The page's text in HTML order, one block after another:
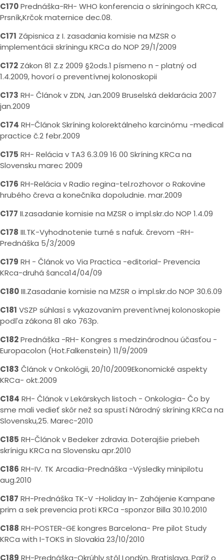
C170Prednáška-RH- WHO konferencia o skríningoch KRCa,
Prsník,Krčok maternice dec.08.
C171 Zápisnica z I. zasadania komisie na MZSR o
implementácii skríningu KRCa do NOP 29/1/2009
C172 Zákon 81 Z.z 2009 §2ods.1 písmeno n - platný od
1.4.2009, hovorí o preventívnej kolonoskopii
C173 RH- Článok v ZDN, Jan.2009 Bruselská deklarácia 2007
jan.2009
C174 RH-Článok Skríning kolorektálneho karcinómu -medical
practice č.2 febr.2009
C175 RH- Relácia v TA3 6.3.09 16 00 Skríning KRCa na
Slovensku marec 2009
C176 RH-Relácia v Radio regina-tel.rozhovor o Rakovine
hrubého čreva a konečníka dopoludnie. mar.2009
C177 II.zasadanie komisie na MZSR o impl.skr.do NOP 1.4.09
C178 III.TK-Vyhodnotenie turné s nafuk. črevom -RH-
Prednáška 5/3/2009
C179 RH - Článok vo Via Practica -editorial- Prevencia
KRca-druhá šanca14/04/09
C180III.Zasadanie komisie na MZSR o impl.skr.do NOP 30.6.09
C181 VSZP súhlasí s vykazovaním preventívnej kolonoskopie
podľa zákona 81 ako 763p.
C182Prednáška -RH- Kongres s medzinárodnou účasťou -
Europacolon (Hot.Falkenstein) 11/9/2009
C183 Článok v Onkológii, 20/10/2009Ekonomické aspekty
KRCa- okt.2009
C184 RH- Článok v Lekárskych listoch - Onkologia- Čo by
sme mali vedieť skôr než sa spustí Národný skríning KRCa na
Slovensku,25. Marec-2010
C185 RH-Článok v Bedeker zdravia. Doterajšie priebeh
skrínigu KRCa na Slovensku apr.2010
C186 RH-IV. TK Arcadia-Prednáška -Výsledky minipilotu
aug.2010
C187 RH-Prednáška TK-V -Holiday In- Zahájenie Kampane
prim a sek prevencia proti KRCa -sponzor Billa 30.10.2010
C188 RH-POSTER-GE kongres Barcelona- Pre pilot Study
KRCa with I-TOKS in Slovakia 23/10/2010